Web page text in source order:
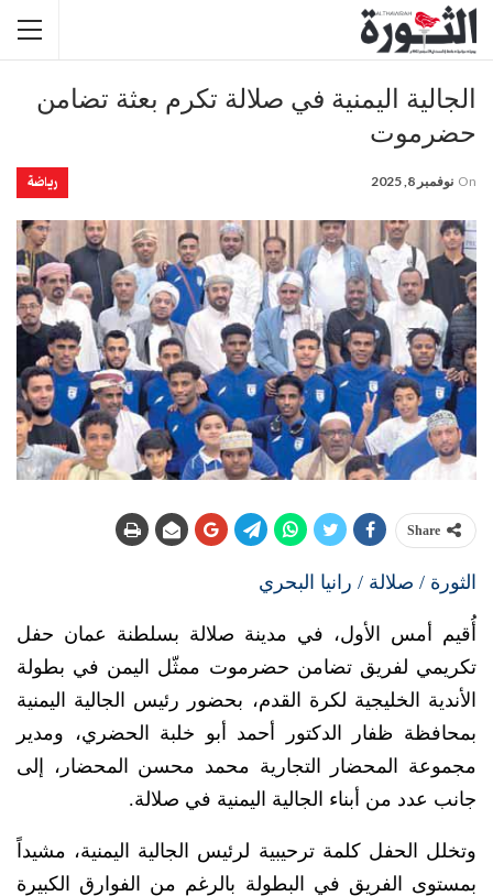
الجالية اليمنية في صلالة تكرم بعثة تضامن
حضرموت
رياضة On نوفمبر 8, 2025
Share
الثورة / صلالة / رانيا البحري
أُقيم أمس الأول، في مدينة صلالة بسلطنة عمان حفل
تكريمي لفريق تضامن حضرموت ممثّل اليمن في بطولة
الأندية الخليجية لكرة القدم، بحضور رئيس الجالية اليمنية
بمحافظة ظفار الدكتور أحمد أبو خلبة الحضري، ومدير
مجموعة المحضار التجارية محمد محسن المحضار، إلى
جانب عدد من أبناء الجالية اليمنية في صلالة.
وتخلل الحفل كلمة ترحيبية لرئيس الجالية اليمنية، مشيداً
بمستوى الفريق في البطولة بالرغم من الفوارق الكبيرة